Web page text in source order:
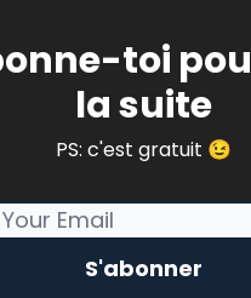
toi
la suite
PS: c'est gratuit 😉